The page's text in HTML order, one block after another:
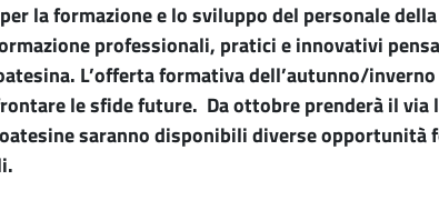
la formazione e lo sviluppo del personale
professionali, pratici e innovativi
L’offerta formativa dell’autunno/
le sfide future. Da ottobre prenderà il via
saranno disponibili diverse opportunità